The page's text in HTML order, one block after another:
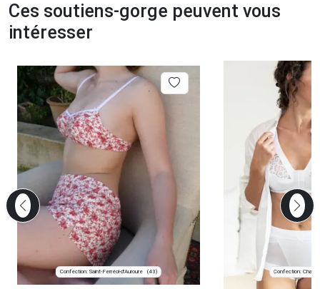
Ces soutiens-gorge peuvent vous
intéresser
Confection: Saint-Ferréol-d'Auroure (43) Confection: